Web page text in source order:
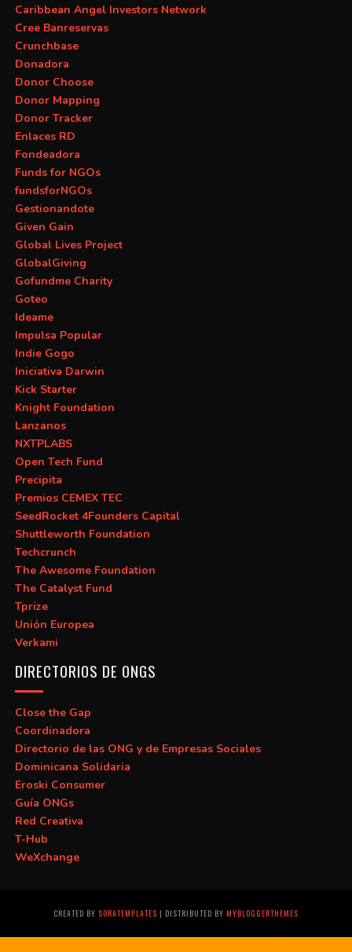
Caribbean Angel Investors Network
Cree Banreservas
Crunchbase
Donadora
Donor Choose
Donor Mapping
Donor Tracker
Enlaces RD
Fondeadora
Funds for NGOs
fundsforNGOs
Gestionandote
Given Gain
Global Lives Project
GlobalGiving
Gofundme Charity
Goteo
Ideame
Impulsa Popular
Indie Gogo
Iniciativa Darwin
Kick Starter
Knight Foundation
Lanzanos
NXTPLABS
Open Tech Fund
Precipita
Premios CEMEX TEC
SeedRocket 4Founders Capital
Shuttleworth Foundation
Techcrunch
The Awesome Foundation
The Catalyst Fund
Tprize
Unión Europea
Verkami
DIRECTORIOS DE ONGS
Close the Gap
Coordinadora
Directorio de las ONG y de Empresas Sociales
Dominicana Solidaria
Eroski Consumer
Guía ONGs
Red Creativa
T-Hub
WeXchange
CREATED BY SORATEMPLATES | DISTRIBUTED BY MYBLOGGERTHEMES